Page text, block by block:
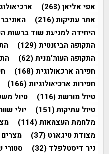
אפי אליאן(268)
אתר עתיקות(216)
היחידה למניעת שוד ברשות
התקופה הביזנטית(129)
התקופה העות'מנית(62)
חפירה ארכאולוגית(168)
חפירות ארכיאולוגיות(166)
טיול מורשת(116) טיול
טיול עתיקות(151) יולי
מלחמת העצמאות(114)
מצודת טיגארט (37) מצרים
ניר דיסטלפלד (32) סטורי